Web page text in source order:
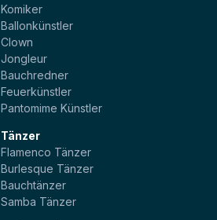
Komiker
Ballonkünstler
Clown
Jongleur
Bauchredner
Feuerkünstler
Pantomime Künstler
Tänzer
Flamenco Tänzer
Burlesque Tänzer
Bauchtänzer
Samba Tänzer